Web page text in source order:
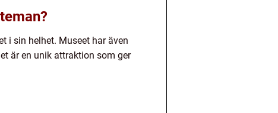
i sin helhet. Museet har även
är en unik attraktion som ger